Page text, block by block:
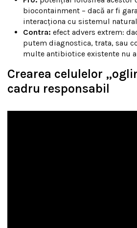
biocontainment – dacă ar fi
interacționa cu sistemul
Contra: efect advers extrem:
putem diagnostica, trata, sau
multe antibiotice existente nu
Crearea celulelor
cadru responsabil